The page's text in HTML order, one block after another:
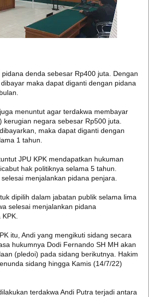
denda sebesar Rp400 juta. Dengan
maka dapat diganti dengan pidana
menuntut agar terdakwa membayar
kerugian negara sebesar Rp500 juta.
maka dapat diganti dengan
1 tahun.
JPU KPK mendapatkan hukuman
hak politiknya selama 5 tahun.
menjalankan pidana penjara.
dipilih dalam jabatan publik selama lima
selesai menjalankan pidana
itu, Andi yang mengikuti sidang secara
hukumnya Dodi Fernando SH MH akan
(pledoi) pada sidang berikutnya. Hakim
sidang hingga Kamis (14/7/22)
terdakwa Andi Putra terjadi antara